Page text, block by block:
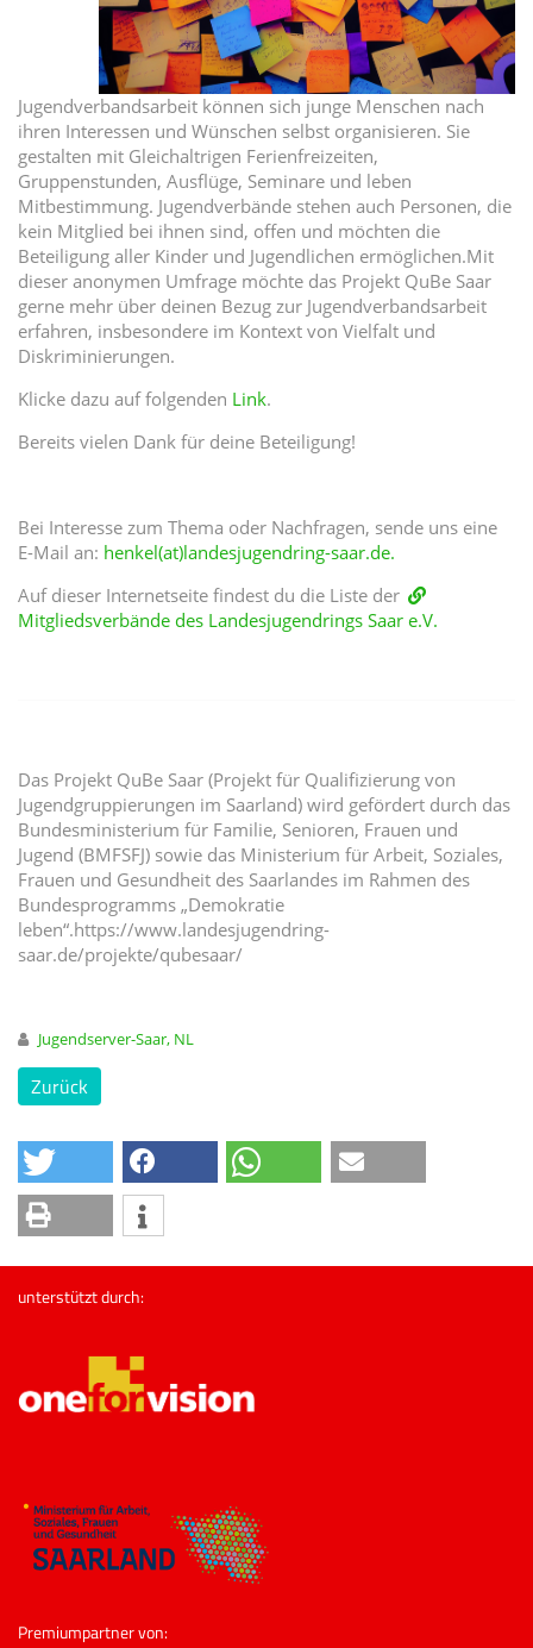
Jugendverbandsarbeit können sich junge Menschen nach
ihren Interessen und Wünschen selbst organisieren. Sie
gestalten mit Gleichaltrigen Ferienfreizeiten,
Gruppenstunden, Ausflüge, Seminare und leben
Mitbestimmung. Jugendverbände stehen auch Personen, die
kein Mitglied bei ihnen sind, offen und möchten die
Beteiligung aller Kinder und Jugendlichen ermöglichen.Mit
dieser anonymen Umfrage möchte das Projekt QuBe Saar
gerne mehr über deinen Bezug zur Jugendverbandsarbeit
erfahren, insbesondere im Kontext von Vielfalt und
Diskriminierungen.
Klicke dazu auf folgenden Link.
Bereits vielen Dank für deine Beteiligung!
Bei Interesse zum Thema oder Nachfragen, sende uns eine
E-Mail an: henkel(at)landesjugendring-saar.de.
Auf dieser Internetseite findest du die Liste der
Mitgliedsverbände des Landesjugendrings Saar e.V.
Das Projekt QuBe Saar (Projekt für Qualifizierung von
Jugendgruppierungen im Saarland) wird gefördert durch das
Bundesministerium für Familie, Senioren, Frauen und
Jugend (BMFSFJ) sowie das Ministerium für Arbeit, Soziales,
Frauen und Gesundheit des Saarlandes im Rahmen des
Bundesprogramms „Demokratie
leben“.https://www.landesjugendring-
saar.de/projekte/qubesaar/
Jugendserver-Saar, NL
Zurück
unterstützt durch:
Premiumpartner von: